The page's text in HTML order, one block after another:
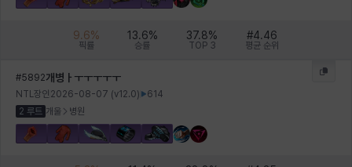
9.6%
픽률
13.6%
승률
37.8%
TOP 3
#4.46
평균 순위
#5892개병ㅏㅜㅜㅜㅜㅜ
NTL장인 2026-08-07 (v12.0)
614
2 루트 개울 병원